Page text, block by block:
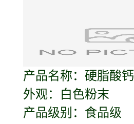
产品名称：硬脂酸钙
外观：白色粉末
产品级别：食品级